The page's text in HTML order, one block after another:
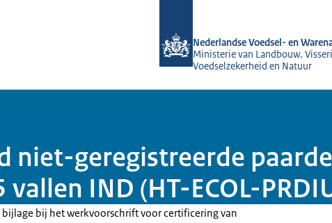
Nederlandse Voedsel- en
Ministerie van Landbouw,
Voedselzekerheid en Natuur
niet-geregistreerde
IND (HT-ECOL-
bij het werkvoorschrift voor certificering van